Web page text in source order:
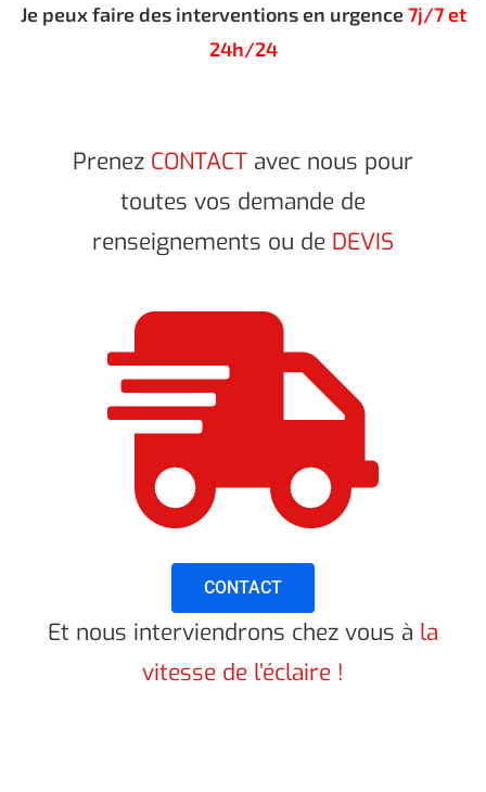
Je peux faire des interventions en urgence 7j/7 et
24h/24
Prenez CONTACT avec nous pour
toutes vos demande de
renseignements ou de DEVIS
CONTACT
Et nous interviendrons chez vous à la
vitesse de l’éclaire !